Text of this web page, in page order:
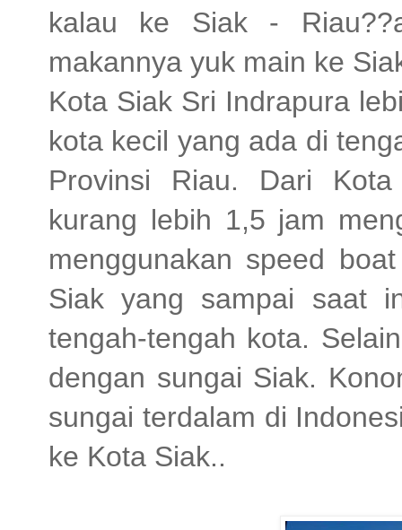
kalau ke Siak -
makannya yuk main ke
Kota Siak Sri Indrapura
kota kecil yang ada di
Provinsi Riau. Dari
kurang lebih 1,5 jam
menggunakan speed
Siak yang sampai saat
tengah-tengah kota.
dengan sungai Siak.
sungai terdalam di
ke Kota Siak..